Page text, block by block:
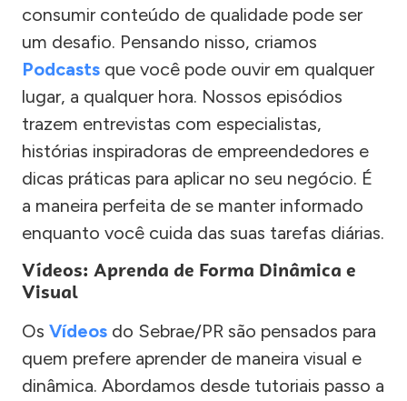
consumir conteúdo de qualidade pode ser
um desafio. Pensando nisso, criamos
Podcasts que você pode ouvir em qualquer
lugar, a qualquer hora. Nossos episódios
trazem entrevistas com especialistas,
histórias inspiradoras de empreendedores e
dicas práticas para aplicar no seu negócio. É
a maneira perfeita de se manter informado
enquanto você cuida das suas tarefas diárias.
Vídeos: Aprenda de Forma Dinâmica e
Visual
Os Vídeos do Sebrae/PR são pensados para
quem prefere aprender de maneira visual e
dinâmica. Abordamos desde tutoriais passo a